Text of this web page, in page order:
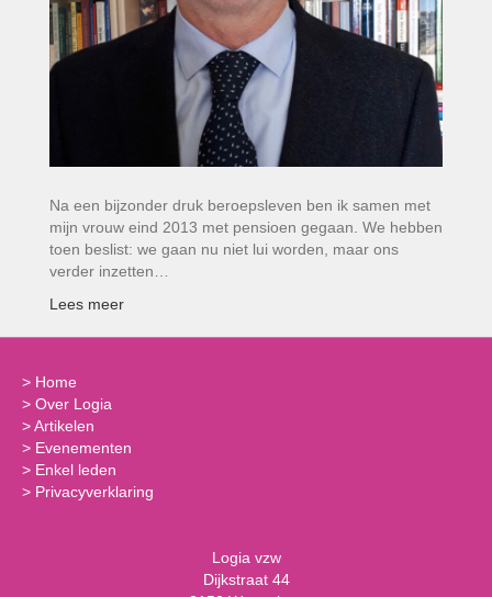
Na een bijzonder druk beroepsleven ben ik samen met
mijn vrouw eind 2013 met pensioen gegaan. We hebben
toen beslist: we gaan nu niet lui worden, maar ons
verder inzetten…
Lees meer
> Home
> Over Logia
>Artikelen
> Evenementen
> Enkel leden
> Privacyverklaring
Logia vzw
Dijkstraat 44